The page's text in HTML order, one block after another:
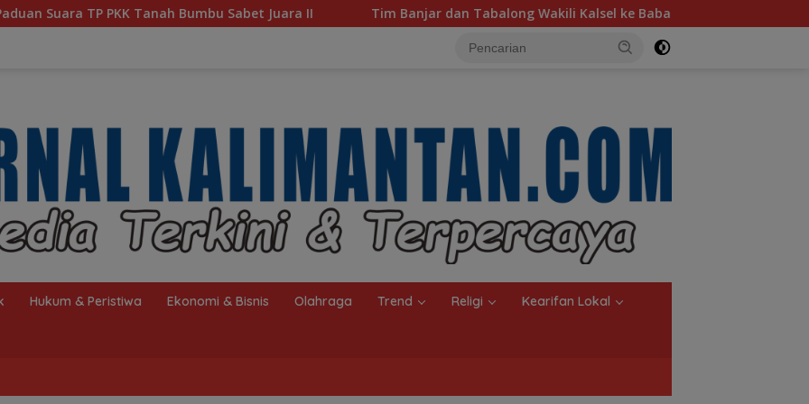
Sabet Juara II Tim Banjar dan Tabalong Wakili Kalsel ke Babak Semifinal Gubernur Cup Road to Pangdam XXII/
Hukum & Peristiwa Ekonomi & Bisnis Olahraga Trend Religi Kearifan Lokal